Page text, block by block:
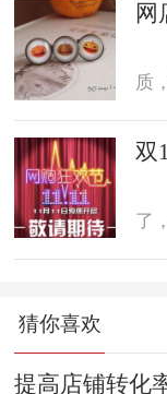
网
质
双
了
猜你喜欢
提高店铺转化